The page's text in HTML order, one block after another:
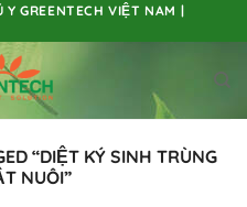
Y GREENTECH VIỆT NAM |
“DIỆT KÝ SINH TRÙNG
NUÔI”